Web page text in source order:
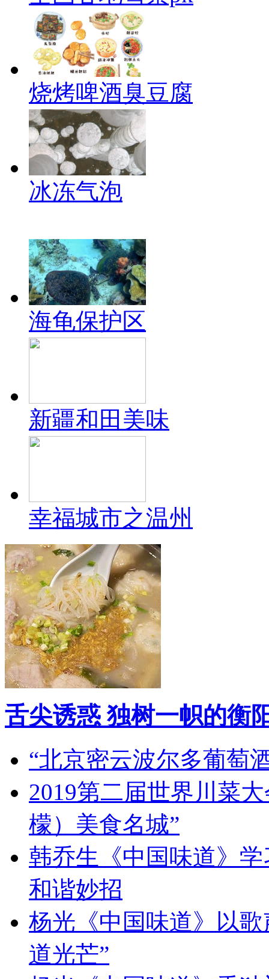
烧烤啤酒臭豆腐
冰冻气泡
海龟保护区
新疆和田美味
幸福城市之温州
舌尖诱惑 独树一帜的衡
“北京密云波尔多葡萄
2019第二届世界川菜
檬）美食名城”
韩乔生《中国味道》
和谐妙招
杨光《中国味道》以
道光芒”